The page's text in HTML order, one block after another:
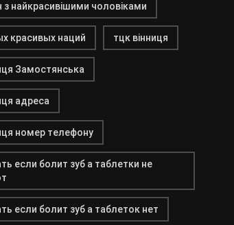
з найкрасивішими чоловіками
красивых наций тцк вінниця
Замостянська
адреса
номер телефону
если болит зуб а таблетки не
если болит зуб а таблеток нет